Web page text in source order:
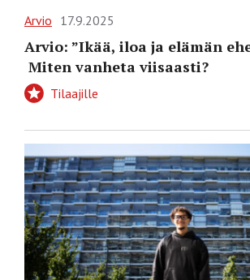
Arvio 17.9.2025
Arvio: ”Ikää, iloa ja elämän
Miten vanheta viisaasti?
Tilaajille